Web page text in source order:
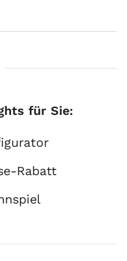
für Sie:
Rabatt